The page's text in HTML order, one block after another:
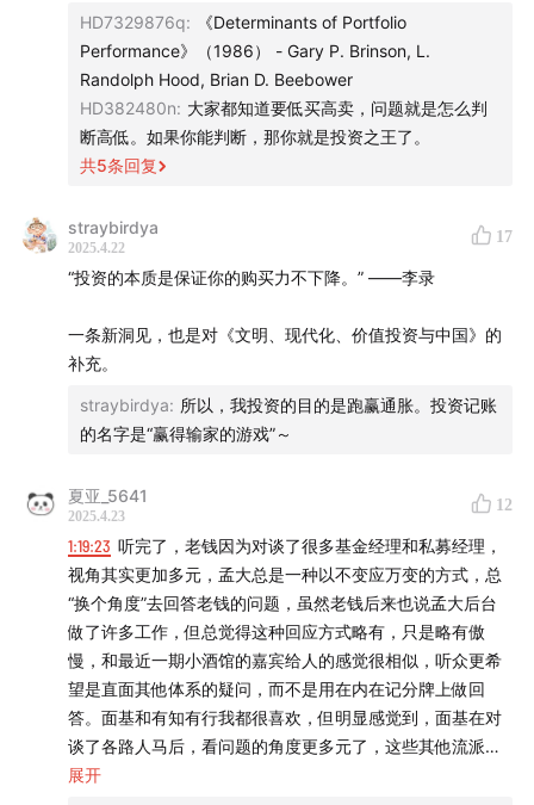
HD7329876q:
《Determinants of Portfolio
Performance》（1986） - Gary P. Brinson, L.
Randolph Hood, Brian D. Beebower
HD382480n: 大家都知道要低买高卖，问题就是怎么判
断高低。如果你能判断，那你就是投资之王了。
共5条回复
straybirdya
2025.4.22
17
“投资的本质是保证你的购买力不下降。” ——李录
一条新洞见，也是对《文明、现代化、价值投资与中国》的
补充。
straybirdya: 所以，我投资的目的是跑赢通胀。投资记账
的名字是“赢得输家的游戏”～
夏亚_5641
2025.4.23
12
1:19:23 听完了，老钱因为对谈了很多基金经理和私募经理，
视角其实更加多元，孟大总是一种以不变应万变的方式，总
“换个角度”去回答老钱的问题，虽然老钱后来也说孟大后台
做了许多工作，但总觉得这种回应方式略有，只是略有傲
慢，和最近一期小酒馆的嘉宾给人的感觉很相似，听众更希
望是直面其他体系的疑问，而不是用在内在记分牌上做回
答。面基和有知有行我都很喜欢，但明显感觉到，面基在对
谈了各路人马后，看问题的角度更多元了，这些其他流派的
大佬，也都是顶尖的投资者，从成绩来看，佼佼者不在少
展开